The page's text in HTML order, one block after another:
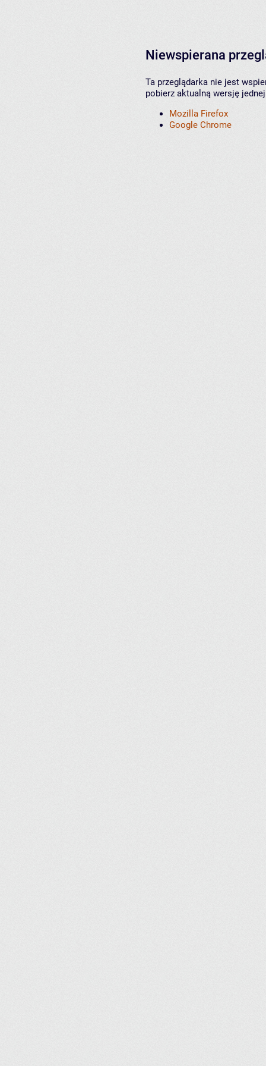
Niewspierana
Ta przeglądarka nie jest
pobierz aktualną wersję
Mozilla Firefox
Google Chrome